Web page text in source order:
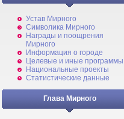
Устав Мирного
Символика Мирного
Награды и поощрения
Мирного
Информация о городе
Целевые и иные программы
Национальные проекты
Статистические данные
Глава Мирного